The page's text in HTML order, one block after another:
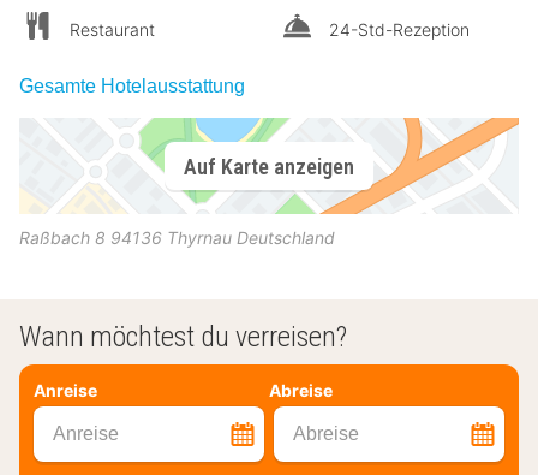
Restaurant
24-Std-Rezeption
Gesamte Hotelausstattung
Auf Karte anzeigen
Raßbach 8 94136 Thyrnau Deutschland
Wann möchtest du verreisen?
Anreise Abreise
Anreise Abreise